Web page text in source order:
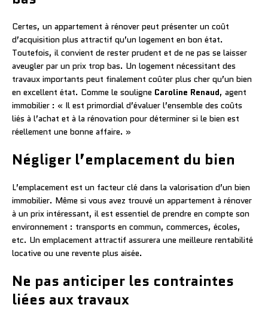
Certes, un appartement à rénover peut présenter un coût
d’acquisition plus attractif qu’un logement en bon état.
Toutefois, il convient de rester prudent et de ne pas se laisser
aveugler par un prix trop bas. Un logement nécessitant des
travaux importants peut finalement coûter plus cher qu’un bien
en excellent état. Comme le souligne Caroline Renaud, agent
immobilier : « Il est primordial d’évaluer l’ensemble des coûts
liés à l’achat et à la rénovation pour déterminer si le bien est
réellement une bonne affaire. »
Négliger l’emplacement du bien
L’emplacement est un facteur clé dans la valorisation d’un bien
immobilier. Même si vous avez trouvé un appartement à rénover
à un prix intéressant, il est essentiel de prendre en compte son
environnement : transports en commun, commerces, écoles,
etc. Un emplacement attractif assurera une meilleure rentabilité
locative ou une revente plus aisée.
Ne pas anticiper les contraintes
liées aux travaux